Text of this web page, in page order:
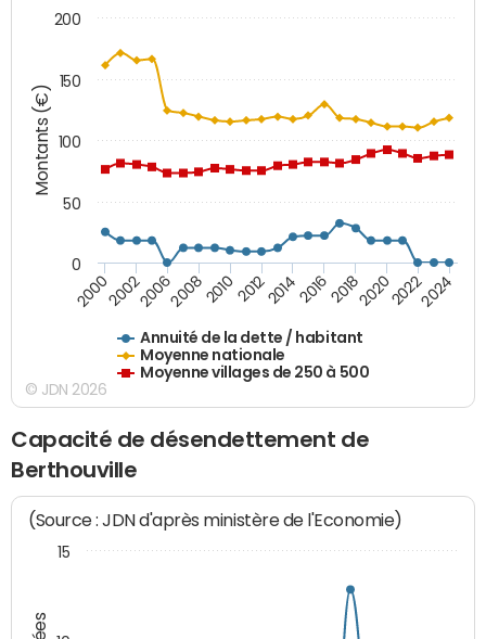
Montants (€)
Annuité de la dette / habitant
Moyenne nationale
Moyenne villages de 250 à 500
200020022006200820102012201420162018202020222024
0
50
100
150
200
© JDN 2026
Capacité de désendettement de
Berthouville
(Source : JDN d'après ministère de l'Economie)
15